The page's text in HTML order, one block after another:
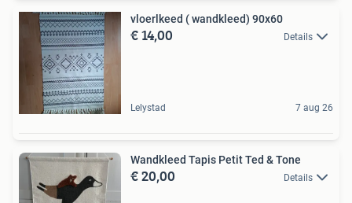
vloerlkeed ( wandkleed) 90x60
€ 14,00 Details
Lelystad 7 aug 26
Wandkleed Tapis Petit Ted & Tone
€ 20,00 Details